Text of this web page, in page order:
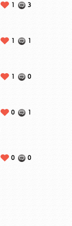
3
1
1
1
0
1
1
0
0
0